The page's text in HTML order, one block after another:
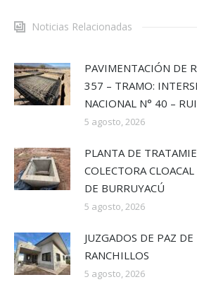
Noticias Relacionadas
PAVIMENTACIÓN DE
357 – TRAMO:
NACIONAL N° 40 –
5 agosto, 2026
PLANTA DE
COLECTORA
DE BURRUYACÚ
5 agosto, 2026
JUZGADOS DE PAZ DE
RANCHILLOS
5 agosto, 2026